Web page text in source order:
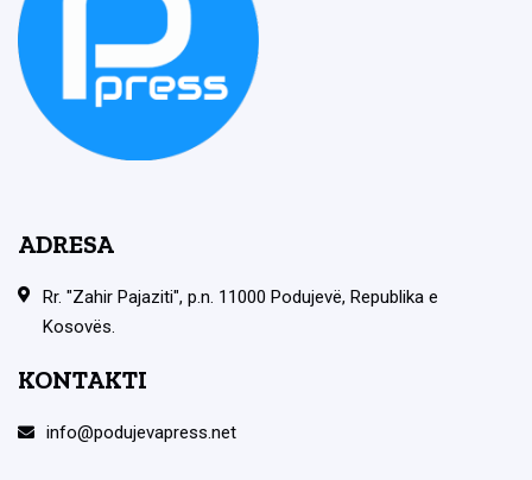
ADRESA
Rr. "Zahir Pajaziti", p.n. 11000 Podujevë, Republika e
Kosovës.
KONTAKTI
info@podujevapress.net